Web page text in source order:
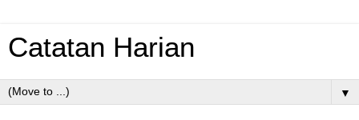
Catatan Harian
▼